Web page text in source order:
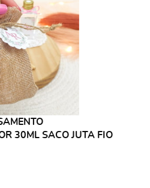
30ML SACO JUTA FIO